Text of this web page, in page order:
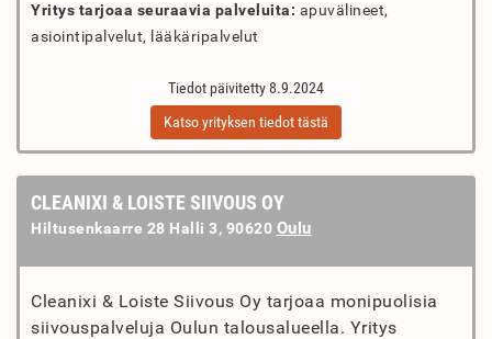
Yritys tarjoaa seuraavia palveluita: apuvälineet,
asiointipalvelut, lääkäripalvelut
Tiedot päivitetty 8.9.2024
Katso yrityksen tiedot tästä
CLEANIXI & LOISTE SIIVOUS OY
Hiltusenkaarre 28 Halli 3, 90620 Oulu
Cleanixi & Loiste Siivous Oy tarjoaa monipuolisia
siivouspalveluja Oulun talousalueella. Yritys